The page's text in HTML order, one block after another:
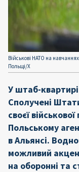
Військові НАТО на
Польщі/Х
У штаб-
Сполучені
своєї
Польському
в Альянсі.
можливий
на оборонні та